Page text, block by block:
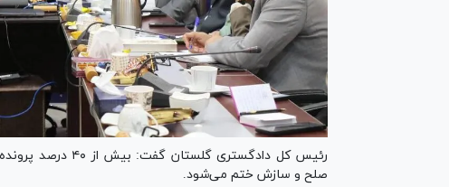
رئیس کل دادگستری
صلح و سازش ختم می‌شود.